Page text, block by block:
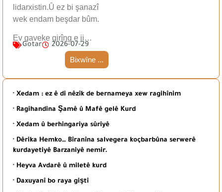
lidarxistin.Û ez bi şanazî
wek endam beşdar bûm.
Ev gaveke girîng e ji…
Gotar 2026-07-29
Bixwîne ...
· Xedam : ez ê di nêzîk de bernameya xew ragihînim
· Ragihandina Şamê û Mafê gelê Kurd
· Xedam û berhingariya sûriyê
· Dêrika Hemko… Bîranîna salvegera koçbarbûna serwerê
kurdayetiyê Barzaniyê nemir.
· Heyva Avdarê û miletê kurd
· Daxuyanî bo raya giştî